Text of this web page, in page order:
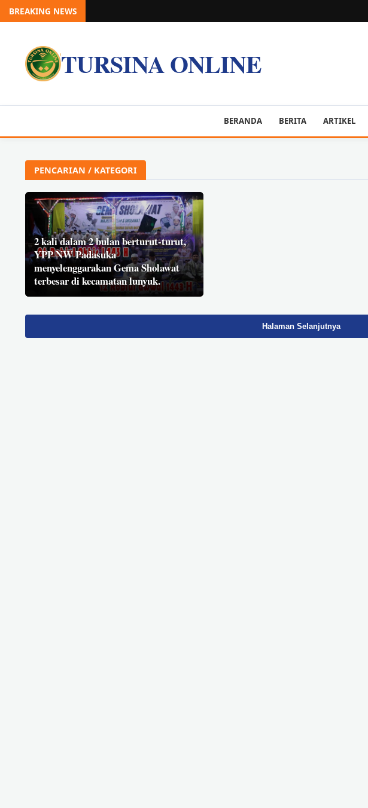
BREAKING NEWS
TURSINA ONLINE
BERANDA BERITA ARTIKEL
PENCARIAN / KATEGORI
2 kali dalam 2 bulan berturut-turut,
YPP NW Padasuka
menyelenggarakan Gema Sholawat
terbesar di kecamatan lunyuk.
Halaman Selanjutnya